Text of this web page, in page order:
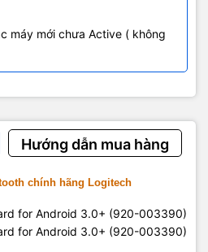
máy mới chưa Active ( không
Hướng dẫn mua hàng
chính hãng Logitech